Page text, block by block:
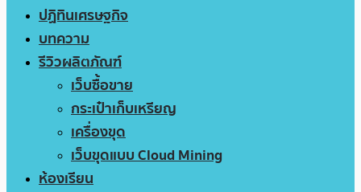
ปฏิทินเศรษฐกิจ
บทความ
รีวิวผลิตภัณฑ์
เว็บซื้อขาย
กระเป๋าเก็บเหรียญ
เครื่องขุด
เว็บขุดแบบ Cloud Mining
ห้องเรียน